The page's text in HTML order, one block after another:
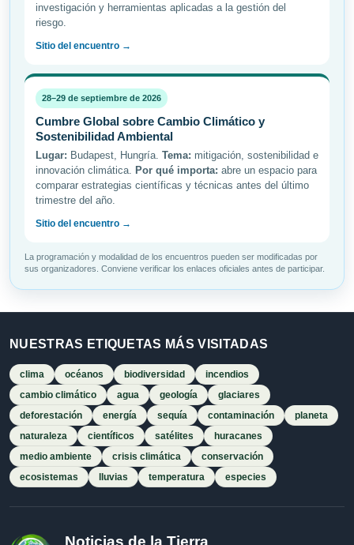
investigación y herramientas aplicadas a la gestión del
riesgo.
Sitio del encuentro →
28–29 de septiembre de 2026
Cumbre Global sobre Cambio Climático y
Sostenibilidad Ambiental
Lugar: Budapest, Hungría. Tema: mitigación, sostenibilidad e
innovación climática. Por qué importa: abre un espacio para
comparar estrategias científicas y técnicas antes del último
trimestre del año.
Sitio del encuentro →
La programación y modalidad de los encuentros pueden ser modificadas por
sus organizadores. Conviene verificar los enlaces oficiales antes de participar.
NUESTRAS ETIQUETAS MÁS VISITADAS
clima océanos biodiversidad
incendios
cambio climático
agua geología
glaciares
deforestación
energía sequía contaminación
planeta
naturaleza
científicos satélites
huracanes
medio ambiente
crisis climática
conservación
ecosistemas
lluvias temperatura especies